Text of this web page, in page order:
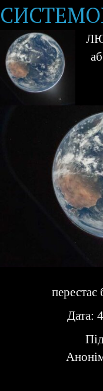
Дата: